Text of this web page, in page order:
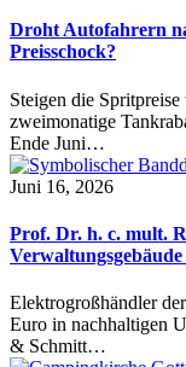
Droht Autofahrern
Preisschock?
Steigen die
zweimonatige
Ende Juni…
Juni 16, 2026
Prof. Dr. h. c. mult.
Elektrogroßhändler
Euro in nachhaltigen
& Schmitt…